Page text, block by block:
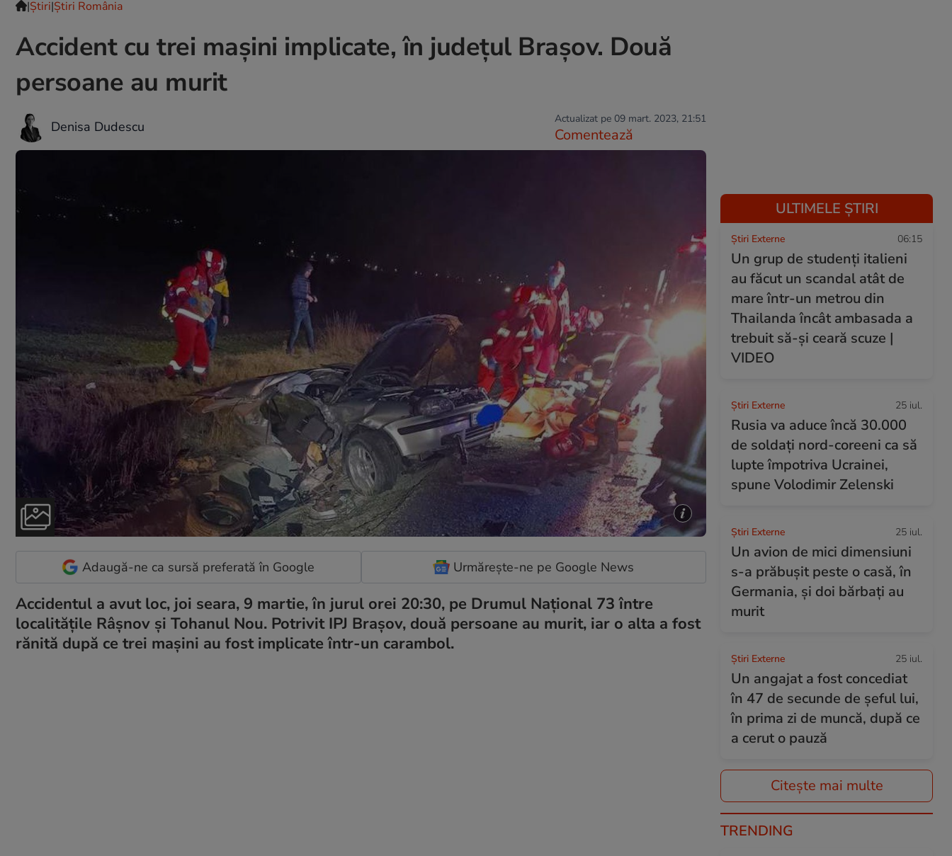
|Ştiri|Știri România
Accident cu trei mașini implicate, în judeţul Braşov. Două
persoane au murit
Denisa Dudescu Actualizat pe 09 mart. 2023, 21:51
Comentează
Adaugă-ne ca sursă preferată în Google Urmărește-ne pe Google News
Accidentul a avut loc, joi seara, 9 martie, în jurul orei 20:30, pe Drumul Național 73 între
localitățile Râșnov și Tohanul Nou. Potrivit IPJ Brașov, două persoane au murit, iar o alta a fost
rănită după ce trei mașini au fost implicate într-un carambol.
ULTIMELE ȘTIRI
Știri Externe 06:15
Un grup de studenți italieni
au făcut un scandal atât de
mare într-un metrou din
Thailanda încât ambasada a
trebuit să-și ceară scuze |
VIDEO
Știri Externe 25 iul.
Rusia va aduce încă 30.000
de soldaţi nord-coreeni ca să
lupte împotriva Ucrainei,
spune Volodimir Zelenski
Știri Externe 25 iul.
Un avion de mici dimensiuni
s-a prăbușit peste o casă, în
Germania, și doi bărbați au
murit
Știri Externe 25 iul.
Un angajat a fost concediat
în 47 de secunde de șeful lui,
în prima zi de muncă, după ce
a cerut o pauză
Citește mai multe
TRENDING